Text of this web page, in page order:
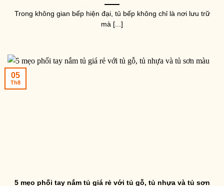
Trong không gian bếp hiện đại, tủ bếp không chỉ là nơi lưu trữ
mà [...]
5 mẹo phối tay nắm tủ giá rẻ với tủ gỗ, tủ nhựa và tủ sơn
05
Th8